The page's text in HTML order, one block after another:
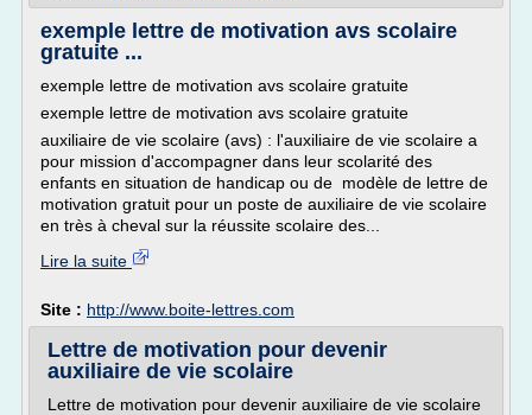
exemple lettre de motivation avs scolaire
gratuite ...
exemple lettre de motivation avs scolaire gratuite
exemple lettre de motivation avs scolaire gratuite
auxiliaire de vie scolaire (avs) : l'auxiliaire de vie scolaire a
pour mission d'accompagner dans leur scolarité des
enfants en situation de handicap ou de modèle de lettre de
motivation gratuit pour un poste de auxiliaire de vie scolaire
en très à cheval sur la réussite scolaire des...
Lire la suite
Site : http://www.boite-lettres.com
Lettre de motivation pour devenir
auxiliaire de vie scolaire
Lettre de motivation pour devenir auxiliaire de vie scolaire